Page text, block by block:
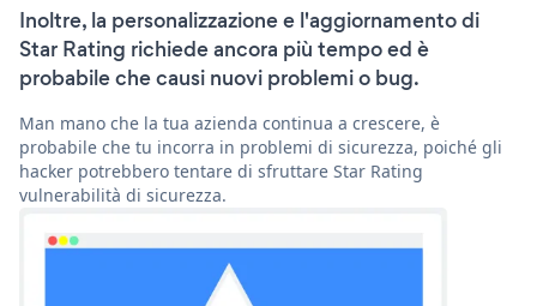
Inoltre, la personalizzazione e l'aggiornamento di
Star Rating richiede ancora più tempo ed è
probabile che causi nuovi problemi o bug.
Man mano che la tua azienda continua a crescere, è
probabile che tu incorra in problemi di sicurezza, poiché gli
hacker potrebbero tentare di sfruttare Star Rating
vulnerabilità di sicurezza.